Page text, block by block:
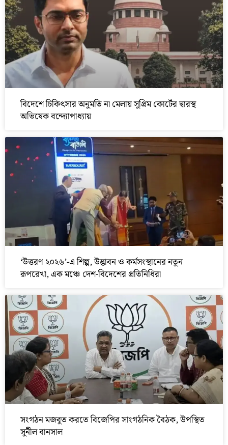
বিদেশে চিকিৎসার অনুমতি না মেলায় সুপ্রিম কোর্টের দ্বারস্থ
অভিষেক বন্দ্যোপাধ্যায়
‘উত্তরণ ২০২৬’-এ শিল্প, উদ্ভাবন ও কর্মসংস্থানের নতুন
রূপরেখা, এক মঞ্চে দেশ-বিদেশের প্রতিনিধিরা
সংগঠন মজবুত করতে বিজেপির সাংগঠনিক বৈঠক, উপস্থিত
সুনীল বানসাল